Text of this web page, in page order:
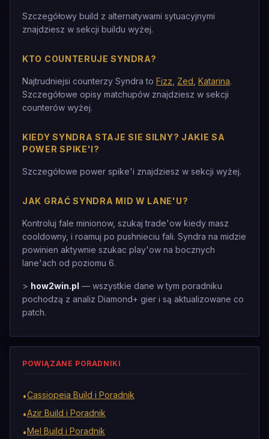
Szczegółowy build z alternatywami sytuacyjnymi
znajdziesz w sekcji buildu wyżej.
KTO COUNTERUJE SYNDRA?
Najtrudniejsi counterzy Syndra to Fizz Zed Katarina.
Szczegółowe opisy matchupów znajdziesz w sekcji
counterów wyżej.
KIEDY SYNDRA STAJE SIE SILNY? JAKIE SA
POWER SPIKE'I?
Szczegółowe power spike'i znajdziesz w sekcji wyżej.
JAK GRAĆ SYNDRA MID W LANE'U?
Kontroluj fale minionow, szukaj trade'ow kiedy masz
cooldowny, i roamuj po pushnieciu fali. Syndra na midzie
powinien aktywnie szukac play'ow na bocznych
lane'ach od poziomu 6.
> how2win.pl — wszystkie dane w tym poradniku
pochodzą z analiz Diamond+ gier i są aktualizowane co
patch.
POWIĄZANE PORADNIKI
•Cassiopeia Build i Poradnik
•Azir Build i Poradnik
•Mel Build i Poradnik